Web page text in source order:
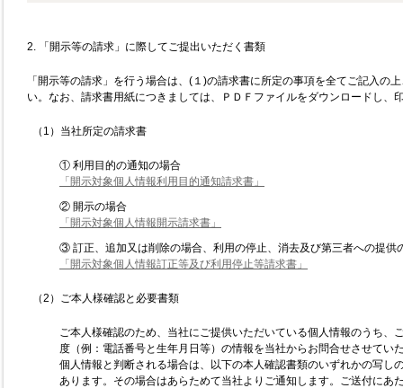
2. 「開示等の請求」に際してご提出いただく書類
「開示等の請求」を行う場合は、(１)の請求書に所定の事項を全てご記入の
い。なお、請求書用紙につきましては、ＰＤＦファイルをダウンロードし、
（1）当社所定の請求書
① 利用目的の通知の場合
「開示対象個人情報利用目的通知請求書」
② 開示の場合
「開示対象個人情報開示請求書」
③ 訂正、追加又は削除の場合、利用の停止、消去及び第三者への提供
「開示対象個人情報訂正等及び利用停止等請求書」
（2）ご本人様確認と必要書類
ご本人様確認のため、当社にご提供いただいている個人情報のうち、
度（例：電話番号と生年月日等）の情報を当社からお問合せさせてい
個人情報と判断される場合は、以下の本人確認書類のいずれかの写し
あります。その場合はあらためて当社よりご通知します。ご送付にあ